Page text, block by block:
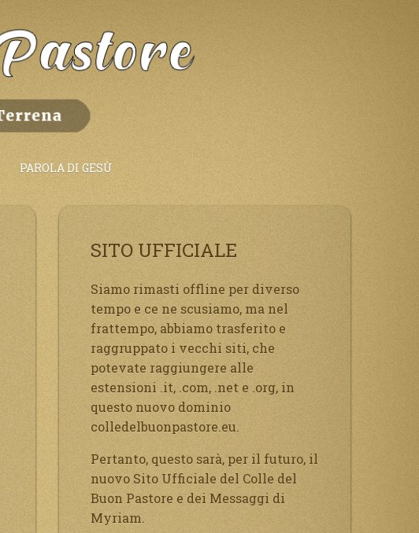
PAROLA DI GESÙ
SITO UFFICIALE
Siamo rimasti offline per diverso
tempo e ce ne scusiamo, ma nel
frattempo, abbiamo trasferito e
raggruppato i vecchi siti, che
potevate raggiungere alle
estensioni .it, .com, .net e .org, in
questo nuovo dominio
colledelbuonpastore.eu.
Pertanto, questo sarà, per il futuro, il
nuovo Sito Ufficiale del Colle del
Buon Pastore e dei Messaggi di
Myriam.